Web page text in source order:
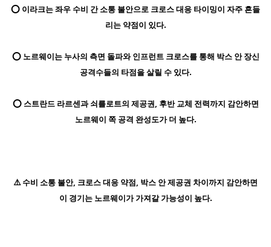
⭕ 이라크는 좌우 수비 간 소통 불안으로 크로스 대응 타이밍이 자주 흔들
리는 약점이 있다.
⭕ 노르웨이는 누사의 측면 돌파와 인프런트 크로스를 통해 박스 안 장신
공격수들의 타점을 살릴 수 있다.
⭕ 스트란드 라르센과 쇠를로트의 제공권, 후반 교체 전력까지 감안하면
노르웨이 쪽 공격 완성도가 더 높다.
⚠️ 수비 소통 불안, 크로스 대응 약점, 박스 안 제공권 차이까지 감안하면
이 경기는 노르웨이가 가져갈 가능성이 높다.